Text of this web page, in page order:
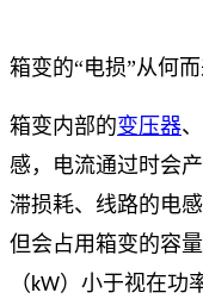
箱变的“电损”从何而
箱变内部的变压器
感，电流通过时会
滞损耗、线路的电
但会占用箱变的容
（kW）小于视在功